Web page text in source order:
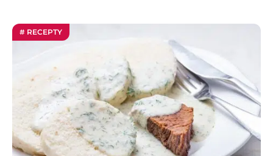
# RECEPTY